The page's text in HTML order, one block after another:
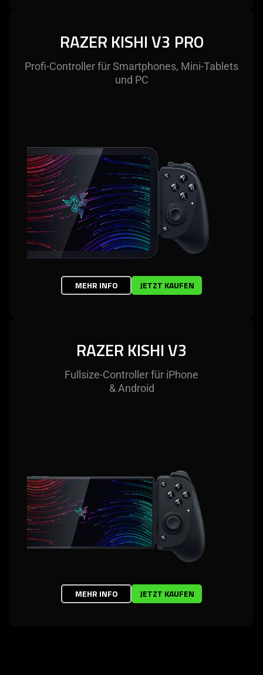
RAZER KISHI V3 PRO
Profi-Controller für Smartphones, Mini-Tablets
und PC
MEHR INFO JETZT KAUFEN
RAZER KISHI V3
Fullsize-Controller für iPhone
& Android
MEHR INFO JETZT KAUFEN